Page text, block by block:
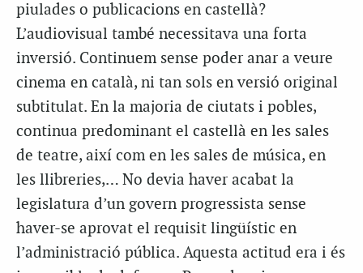
piulades o publicacions en castellà?
L’audiovisual també necessitava una forta
inversió. Continuem sense poder anar a veure
cinema en català, ni tan sols en versió original
subtitulat. En la majoria de ciutats i pobles,
continua predominant el castellà en les sales
de teatre, així com en les sales de música, en
les llibreries,… No devia haver acabat la
legislatura d’un govern progressista sense
haver-se aprovat el requisit lingüístic en
l’administració pública. Aquesta actitud era i és